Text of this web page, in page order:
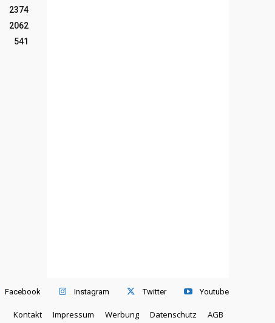
2374
2062
541
Facebook Instagram Twitter Youtube
Kontakt Impressum Werbung Datenschutz AGB